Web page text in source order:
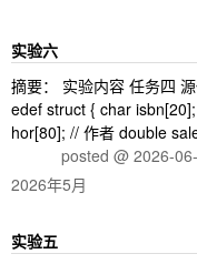
实验六
摘要： 实验内容 任务四
edef struct { char
hor[80]; // 作者 double
posted @ 2026-
2026年5月
实验五